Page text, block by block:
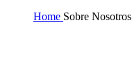
Home Sobre Nosotros